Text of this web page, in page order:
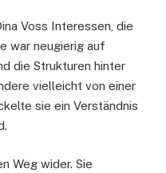
Voss Interessen, die
war neugierig auf
die Strukturen hinter
vielleicht von einer
sie ein Verständnis
Weg wider. Sie